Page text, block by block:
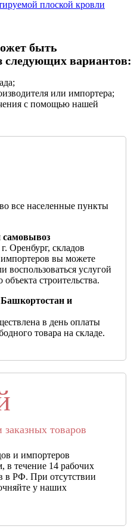
плоской кровли
быть
следующих вариантов:
или импортера;
с помощью нашей
все населенные пункты
самовывоз
Оренбург, складов
импортеров вы можете
воспользоваться услугой
строительства.
Башкортостан и
в день оплаты
товара на складе.
товаров
и импортеров
в течение 14 рабочих
в РФ. При отсутствии
у наших